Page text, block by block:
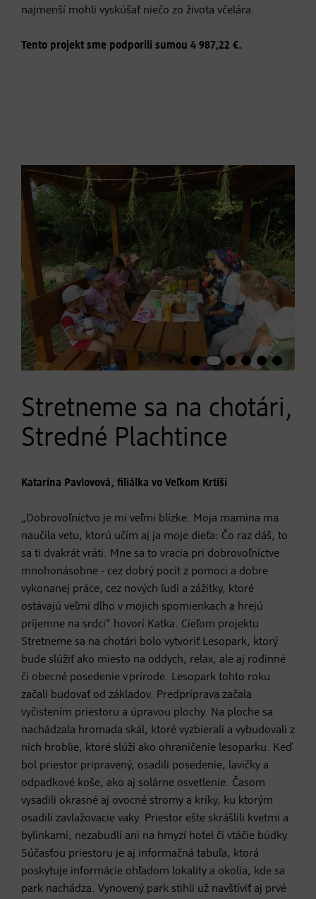
najmenší mohli vyskúšať niečo zo života včelára.
Tento projekt sme podporili sumou 4 987,22 €.
Stretneme sa na chotári,
Stredné Plachtince
Katarína Pavlovová, filiálka vo Veľkom Krtíši
„Dobrovoľníctvo je mi veľmi blízke. Moja mamina ma
naučila vetu, ktorú učím aj ja moje dieťa: Čo raz dáš, to
sa ti dvakrát vráti. Mne sa to vracia pri dobrovoľníctve
mnohonásobne - cez dobrý pocit z pomoci a dobre
vykonanej práce, cez nových ľudí a zážitky, ktoré
ostávajú veľmi dlho v mojich spomienkach a hrejú
príjemne na srdci“ hovorí Katka. Cieľom projektu
Stretneme sa na chotári bolo vytvoriť Lesopark, ktorý
bude slúžiť ako miesto na oddych, relax, ale aj rodinné
či obecné posedenie v prírode. Lesopark tohto roku
začali budovať od základov. Predpríprava začala
vyčistením priestoru a úpravou plochy. Na ploche sa
nachádzala hromada skál, ktoré vyzbierali a vybudovali z
nich hroblie, ktoré slúži ako ohraničenie lesoparku. Keď
bol priestor pripravený, osadili posedenie, lavičky a
odpadkové koše, ako aj solárne osvetlenie. Časom
vysadili okrasné aj ovocné stromy a kríky, ku ktorým
osadili zavlažovacie vaky. Priestor ešte skrášlili kvetmi a
bylinkami, nezabudli ani na hmyzí hotel či vtáčie búdky.
Súčasťou priestoru je aj informačná tabuľa, ktorá
poskytuje informácie ohľadom lokality a okolia, kde sa
park nachádza. Vynovený park stihli už navštíviť aj prvé